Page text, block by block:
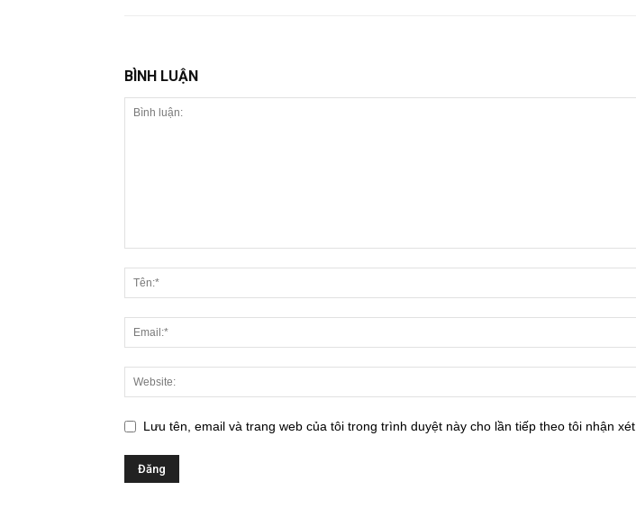
BÌNH LUẬN
Lưu tên, email và trang web của tôi trong trình duyệt này cho lần tiếp theo tôi nhận xét.